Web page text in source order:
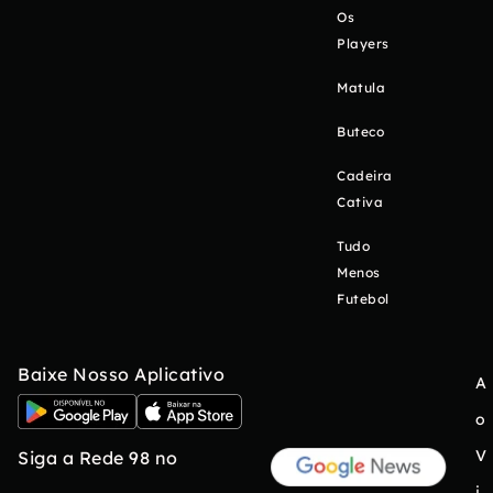
Os
Players
Matula
Buteco
Cadeira
Cativa
Tudo
Menos
Futebol
Baixe Nosso Aplicativo
Siga a Rede 98 no
A
o
V